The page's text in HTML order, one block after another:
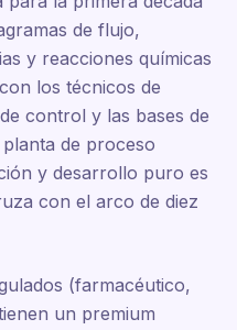
de flujo,
y reacciones químicas
los técnicos de
control y las bases de
de proceso
y desarrollo puro es
con el arco de diez
(farmacéutico,
un premium